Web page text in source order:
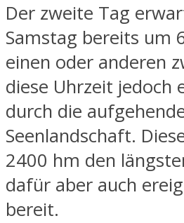
Der zweite Tag
Samstag bereits um
einen oder anderen
diese Uhrzeit jedoch
durch die
Seenlandschaft.
2400 hm den
dafür aber auch
bereit.